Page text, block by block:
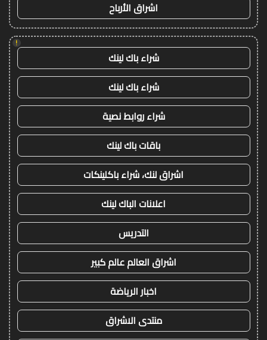
اشراق الأرباح
!
شراء باك لينك
شراء باك لينك
شراء روابط نصية
باقات باك لينك
اشراق لنك، شراء باكلينكات
اعلانات الباك لينك
التدريس
اشراق العالم عالم كبير
اخبار الرياضة
منتدى الاشراق